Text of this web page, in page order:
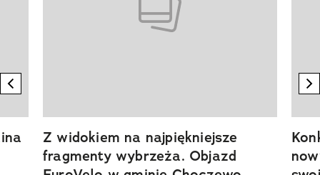
previous element
Z widokiem na najpiękniejsze
fragmenty wybrzeża. Objazd